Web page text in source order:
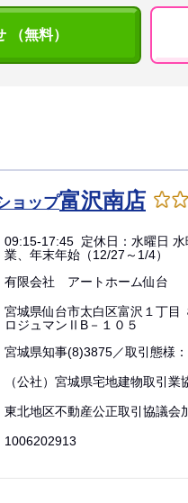
（無料）
ョップ富沢南店
09:15-17:45 定休日：水曜日 水
業、年末年始（12/27～1/4）
有限会社 アートホーム仙台
宮城県仙台市太白区富沢１丁目
ロジュマンⅡB－１０５
宮城県知事(8)3875／取引態様
（公社）宮城県宅地建物取引業
東北地区不動産公正取引協議会
1006202913